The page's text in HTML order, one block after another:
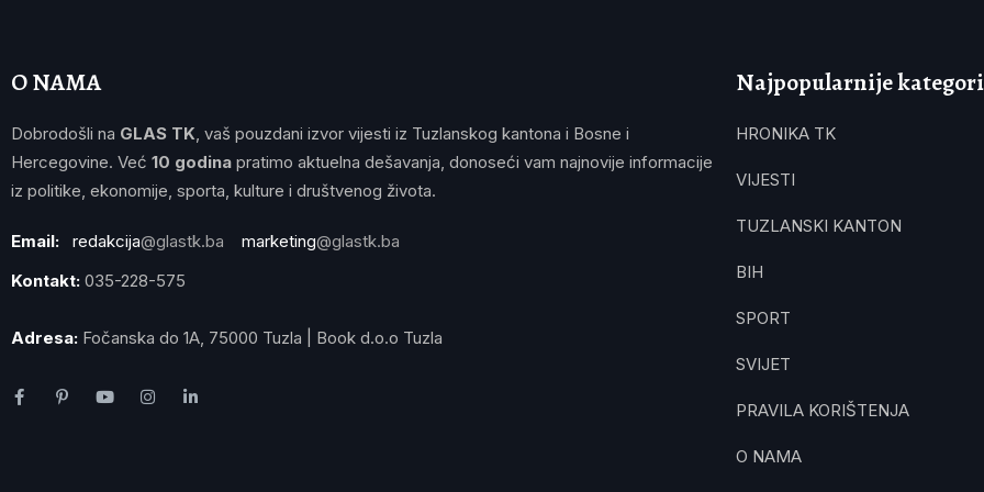
O NAMA
Dobrodošli na GLAS TK, vaš pouzdani izvor vijesti iz Tuzlanskog kantona i Bosne i
Hercegovine. Već 10 godina pratimo aktuelna dešavanja, donoseći vam najnovije informacije
iz politike, ekonomije, sporta, kulture i društvenog života.
Email: redakcija@glastk.ba marketing@glastk.ba
Kontakt: 035-228-575
Adresa: Fočanska do 1A, 75000 Tuzla | Book d.o.o Tuzla
Najpopularnije
HRONIKA TK
VIJESTI
TUZLANSKI KANTON
BIH
SPORT
SVIJET
PRAVILA KORIŠTENJA
O NAMA